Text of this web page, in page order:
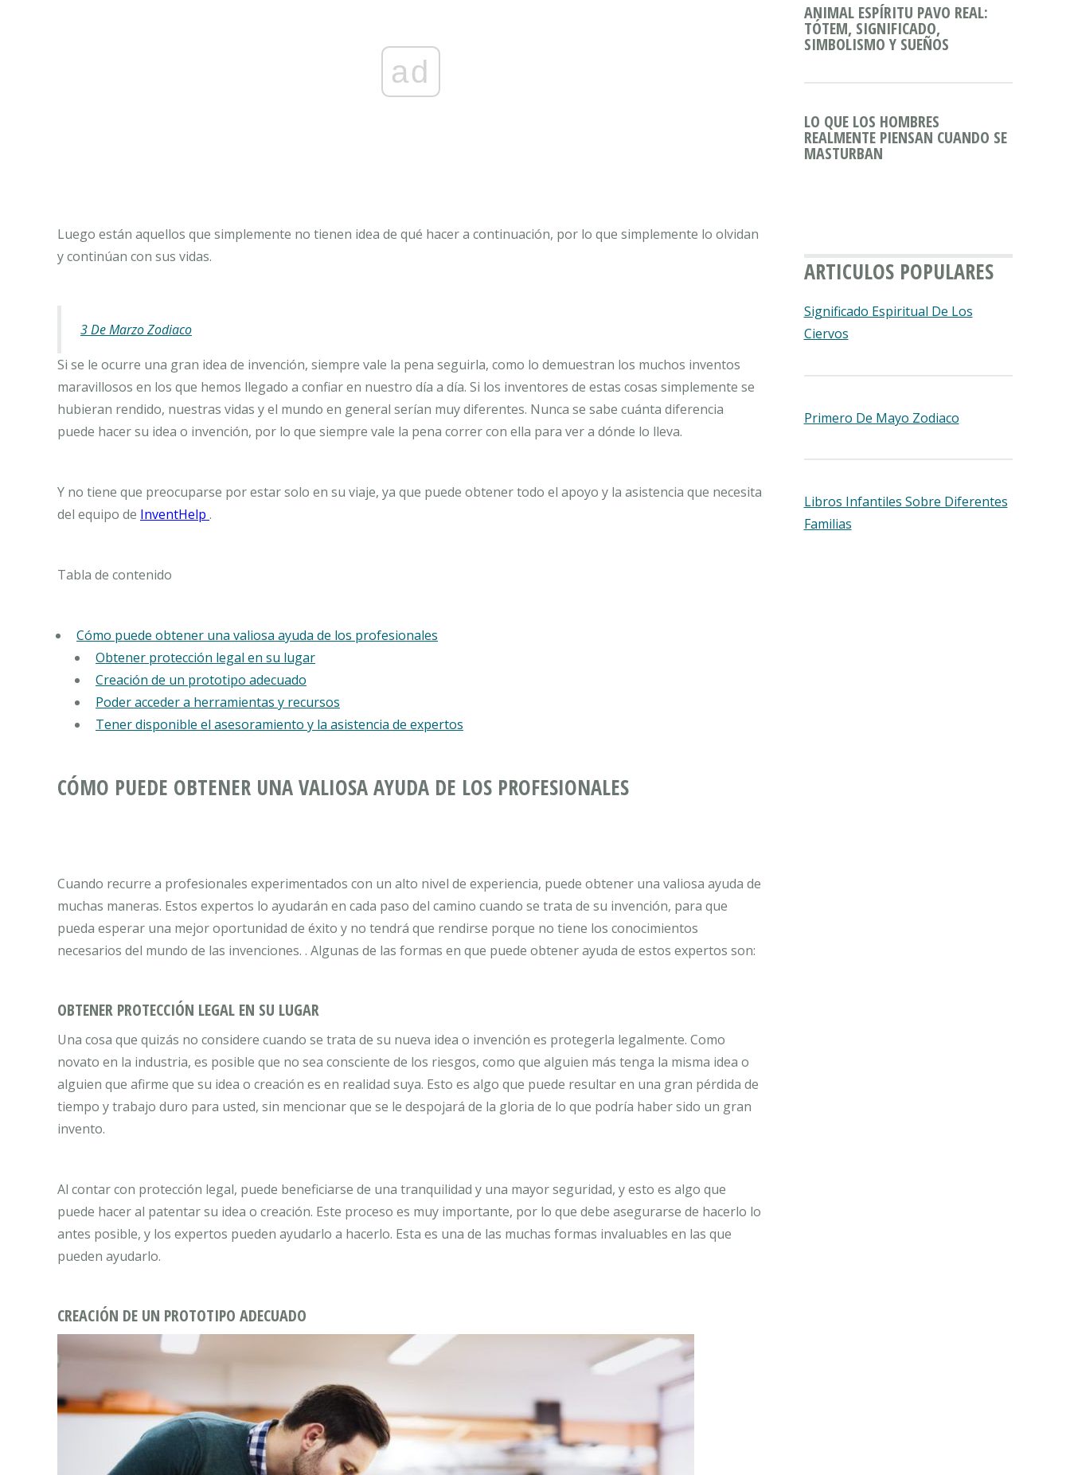
ad
Luego están aquellos que simplemente no tienen idea de qué hacer a continuación, por lo que simplemente lo olvidan
y continúan con sus vidas.
3 De Marzo Zodiaco
Si se le ocurre una gran idea de invención, siempre vale la pena seguirla, como lo demuestran los muchos inventos
maravillosos en los que hemos llegado a confiar en nuestro día a día. Si los inventores de estas cosas simplemente se
hubieran rendido, nuestras vidas y el mundo en general serían muy diferentes. Nunca se sabe cuánta diferencia
puede hacer su idea o invención, por lo que siempre vale la pena correr con ella para ver a dónde lo lleva.
Y no tiene que preocuparse por estar solo en su viaje, ya que puede obtener todo el apoyo y la asistencia que necesita
del equipo de InventHelp .
Tabla de contenido
Cómo puede obtener una valiosa ayuda de los profesionales
Obtener protección legal en su lugar
Creación de un prototipo adecuado
Poder acceder a herramientas y recursos
Tener disponible el asesoramiento y la asistencia de expertos
CÓMO PUEDE OBTENER UNA VALIOSA AYUDA DE LOS PROFESIONALES
Cuando recurre a profesionales experimentados con un alto nivel de experiencia, puede obtener una valiosa ayuda de
muchas maneras. Estos expertos lo ayudarán en cada paso del camino cuando se trata de su invención, para que
pueda esperar una mejor oportunidad de éxito y no tendrá que rendirse porque no tiene los conocimientos
necesarios del mundo de las invenciones. . Algunas de las formas en que puede obtener ayuda de estos expertos son:
OBTENER PROTECCIÓN LEGAL EN SU LUGAR
Una cosa que quizás no considere cuando se trata de su nueva idea o invención es protegerla legalmente. Como
novato en la industria, es posible que no sea consciente de los riesgos, como que alguien más tenga la misma idea o
alguien que afirme que su idea o creación es en realidad suya. Esto es algo que puede resultar en una gran pérdida de
tiempo y trabajo duro para usted, sin mencionar que se le despojará de la gloria de lo que podría haber sido un gran
invento.
Al contar con protección legal, puede beneficiarse de una tranquilidad y una mayor seguridad, y esto es algo que
puede hacer al patentar su idea o creación. Este proceso es muy importante, por lo que debe asegurarse de hacerlo lo
antes posible, y los expertos pueden ayudarlo a hacerlo. Esta es una de las muchas formas invaluables en las que
pueden ayudarlo.
CREACIÓN DE UN PROTOTIPO ADECUADO
ANIMAL ESPÍRITU PAVO REAL:
TÓTEM, SIGNIFICADO,
SIMBOLISMO Y SUEÑOS
LO QUE LOS HOMBRES
REALMENTE PIENSAN CUANDO SE
MASTURBAN
ARTICULOS POPULARES
Significado Espiritual De Los
Ciervos
Primero De Mayo Zodiaco
Libros Infantiles Sobre Diferentes
Familias